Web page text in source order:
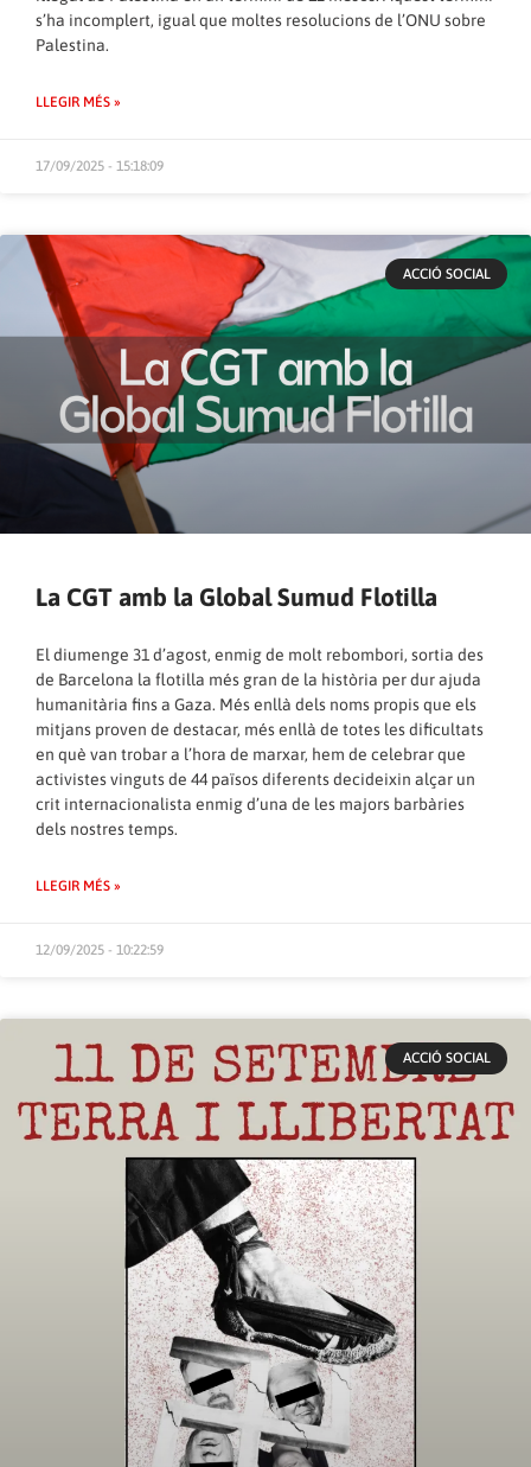
s’ha incomplert, igual que moltes resolucions de l’ONU sobre
Palestina.
LLEGIR MÉS »
17/09/2025 - 15:18:09
ACCIÓ SOCIAL
La CGT amb la Global Sumud Flotilla
El diumenge 31 d’agost, enmig de molt rebombori, sortia des
de Barcelona la flotilla més gran de la història per dur ajuda
humanitària fins a Gaza. Més enllà dels noms propis que els
mitjans proven de destacar, més enllà de totes les dificultats
en què van trobar a l’hora de marxar, hem de celebrar que
activistes vinguts de 44 països diferents decideixin alçar un
crit internacionalista enmig d’una de les majors barbàries
dels nostres temps.
LLEGIR MÉS »
12/09/2025 - 10:22:59
ACCIÓ SOCIAL